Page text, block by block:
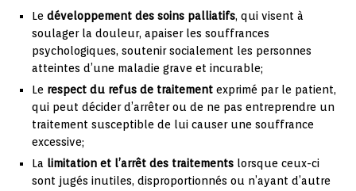
Le développement des soins palliatifs, qui visent à
soulager la douleur, apaiser les souffrances
psychologiques, soutenir socialement les personnes
atteintes d’une maladie grave et incurable;
Le respect du refus de traitement exprimé par le patient,
qui peut décider d’arrêter ou de ne pas entreprendre un
traitement susceptible de lui causer une souffrance
excessive;
La limitation et l’arrêt des traitements lorsque ceux-ci
sont jugés inutiles, disproportionnés ou n’ayant d’autre